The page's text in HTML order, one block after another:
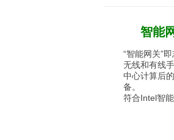
智能
“智能网关”
无线和有线
中心计算后
备。
符合Intel智